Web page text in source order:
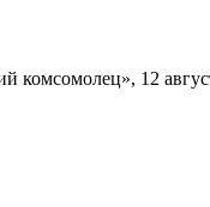
комсомолец», 12